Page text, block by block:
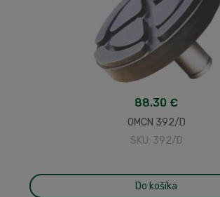
88.30 €
OMCN 392/D
SKU: 392/D
Do košíka